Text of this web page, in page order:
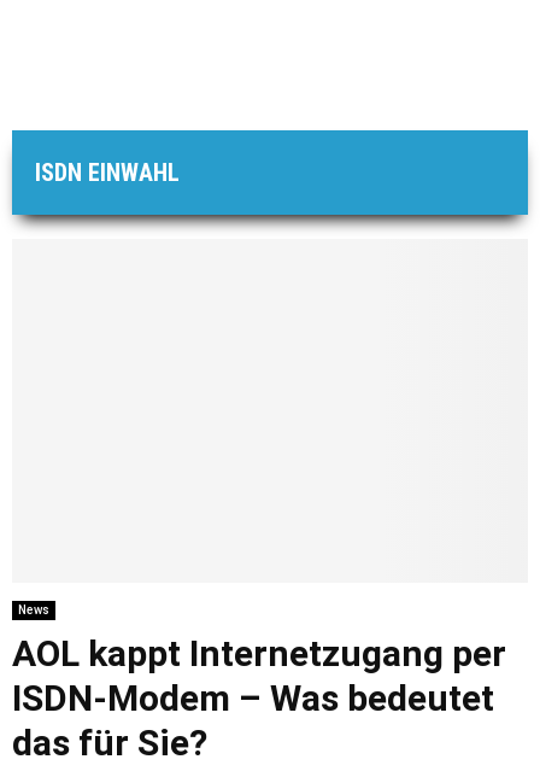
ISDN EINWAHL
News
AOL kappt Internetzugang per
ISDN-Modem – Was bedeutet
das für Sie?